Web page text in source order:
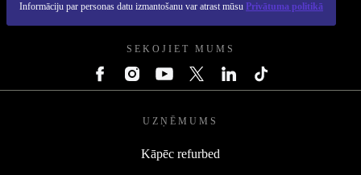
Informāciju par personas datu izmantošanu var atrast mūsu Privātuma politikā
REFURBED - RETHINK NEW.
SEKOJIET MUMS
UZŅĒMUMS
Kāpēc refurbed